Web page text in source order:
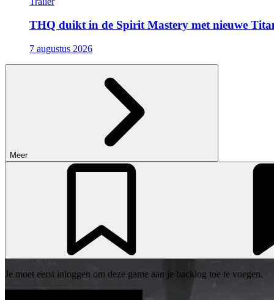
THQ duikt in de Spirit Mastery met nieuwe
7 augustus 2026
Meer
Je moet eerst inloggen om deze game aan je backlog toe te voegen.